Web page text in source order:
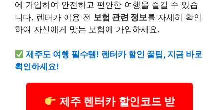
에 가입하여 안전하고 편안한 여행을 즐길 수 있습
니다. 렌터카 이용 전 보험 관련 정보를 자세히 확인
하여 자신에게 맞는 보험에 가입하세요.
제주도 여행 필수템! 렌터카 할인 꿀팁, 지금 바로
확인하세요!
제주 렌터카 할인코드 받